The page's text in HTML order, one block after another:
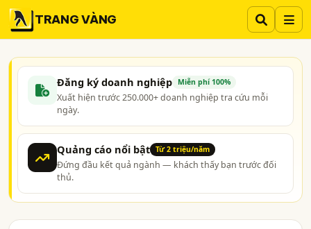
TRANG VÀNG
Đăng ký doanh nghiệp Miễn phí 100%
Xuất hiện trước 250.000+ doanh nghiệp tra cứu mỗi
ngày.
Quảng cáo nổi bật Từ 2 triệu/năm
Đứng đầu kết quả ngành — khách thấy bạn trước đối
thủ.